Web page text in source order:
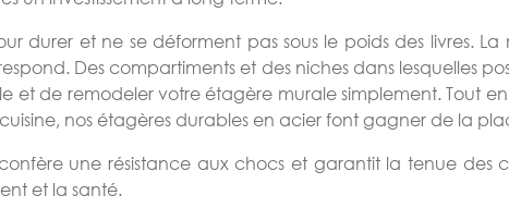
durer et ne se déforment pas sous le poids des livres.
Des compartiments et des niches dans lesquelles
et de remodeler votre étagère murale simplement. Tout
nos étagères durables en acier font gagner de la
une résistance aux chocs et garantit la tenue des
et la santé.